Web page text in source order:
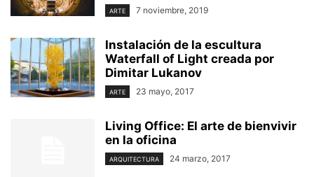
ARTE 7 noviembre, 2019
Instalación de la escultura
Waterfall of Light creada por
Dimitar Lukanov
ARTE 23 mayo, 2017
Living Office: El arte de bienvivir
en la oficina
ARQUITECTURA 24 marzo, 2017